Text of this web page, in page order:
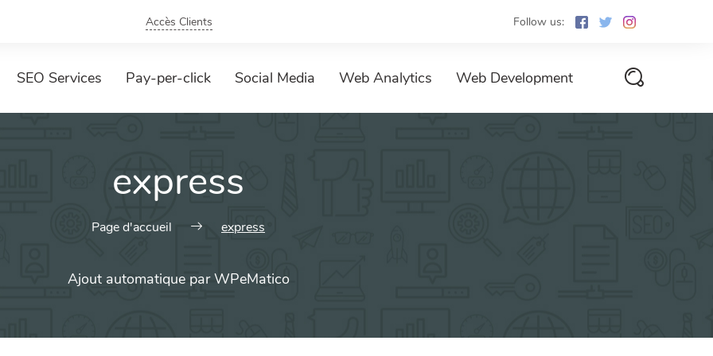
Accès Clients Follow us:
SEO Services Pay-per-click Social Media Web Analytics Web Development
express
Page d'accueil express
Ajout automatique par WPeMatico